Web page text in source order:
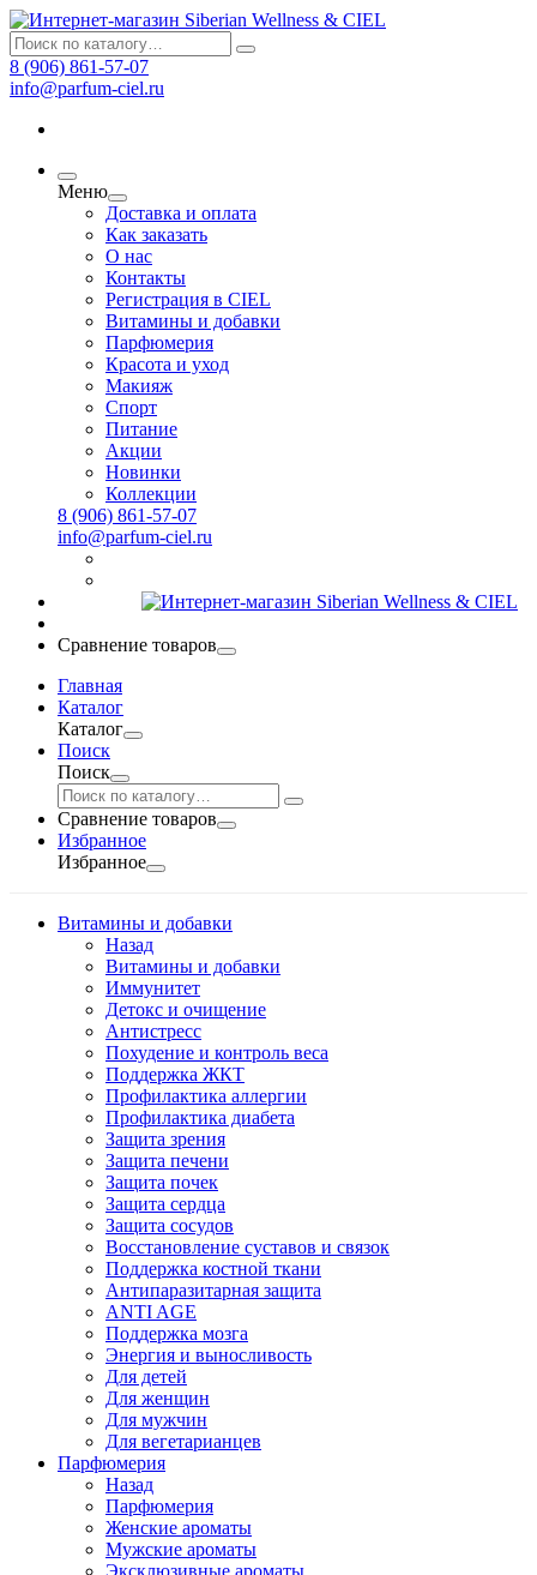
8 (906) 861-57-07
info@parfum-ciel.ru
Меню
Доставка и оплата
Как заказать
О нас
Контакты
Регистрация в CIEL
Витамины и добавки
Парфюмерия
Красота и уход
Макияж
Спорт
Питание
Акции
Новинки
Коллекции
8 (906) 861-57-07
info@parfum-ciel.ru
Сравнение товаров
Главная
Каталог
Каталог
Поиск
Поиск
Сравнение товаров
Избранное
Избранное
Витамины и добавки
Назад
Витамины и добавки
Иммунитет
Детокс и очищение
Антистресс
Похудение и контроль веса
Поддержка ЖКТ
Профилактика аллергии
Профилактика диабета
Защита зрения
Защита печени
Защита почек
Защита сердца
Защита сосудов
Восстановление суставов и связок
Поддержка костной ткани
Антипаразитарная защита
ANTI AGE
Поддержка мозга
Энергия и выносливость
Для детей
Для женщин
Для мужчин
Для вегетарианцев
Парфюмерия
Назад
Парфюмерия
Женские ароматы
Мужские ароматы
Эксклюзивные ароматы